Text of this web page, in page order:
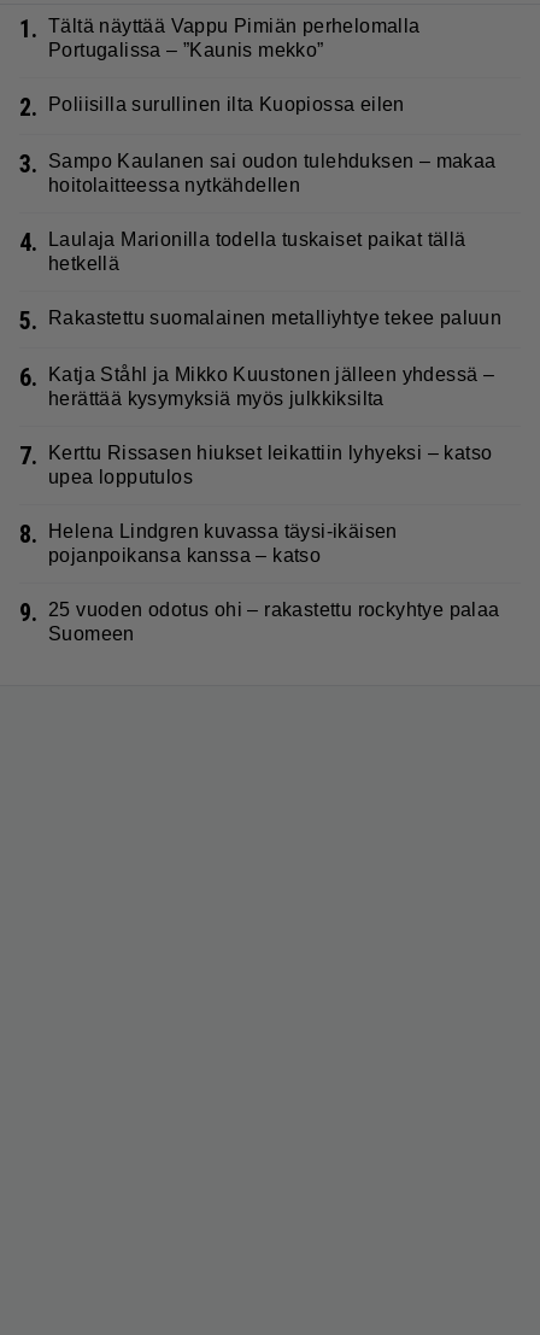
1. Tältä näyttää Vappu Pimiän perhelomalla
Portugalissa – ”Kaunis mekko”
2. Poliisilla surullinen ilta Kuopiossa eilen
3.
Sampo Kaulanen sai oudon tulehduksen – makaa
hoitolaitteessa nytkähdellen
4.
Laulaja Marionilla todella tuskaiset paikat tällä
hetkellä
5. Rakastettu suomalainen metalliyhtye tekee paluun
6.
Katja Ståhl ja Mikko Kuustonen jälleen yhdessä –
herättää kysymyksiä myös julkkiksilta
7.
Kerttu Rissasen hiukset leikattiin lyhyeksi – katso
upea lopputulos
8.
Helena Lindgren kuvassa täysi-ikäisen
pojanpoikansa kanssa – katso
9.
25 vuoden odotus ohi – rakastettu rockyhtye palaa
Suomeen